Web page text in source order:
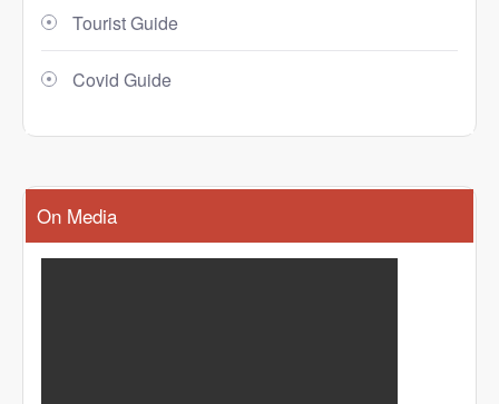
Tourist Guide
Covid Guide
On Media